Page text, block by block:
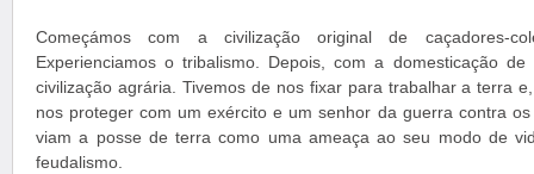
Começámos com a civilização original de caçadores-
Experienciamos o tribalismo. Depois, com a domesticação
civilização agrária. Tivemos de nos fixar para trabalhar a terra
nos proteger com um exército e um senhor da guerra contra
viam a posse de terra como uma ameaça ao seu modo de
feudalismo.